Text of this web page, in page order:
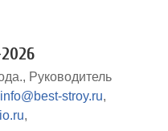
Руководитель
info@best-stroy.ru